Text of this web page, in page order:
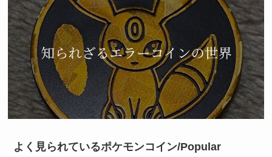
よく見られているポケモンコイン/Popular